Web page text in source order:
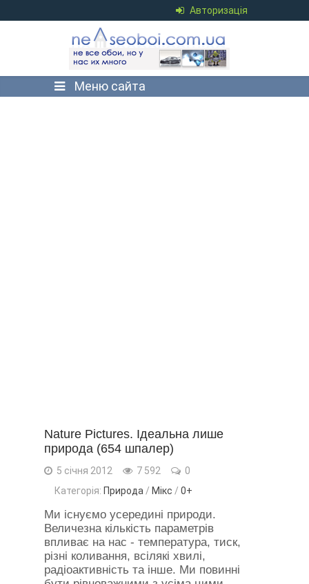
Авторизація
Меню сайта
Nature Pictures. Ідеальна лише
природа (654 шпалер)
5 січня 2012 7 592
0
Категорія: Природа / Мікс / 0+
Ми існуємо усередині природи.
Величезна кількість параметрів
впливає на нас - температура, тиск,
різні коливання, всілякі хвилі,
радіоактивність та інше. Ми повинні